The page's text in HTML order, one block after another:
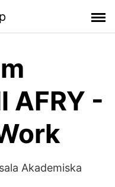
AFRY -
Akademiska